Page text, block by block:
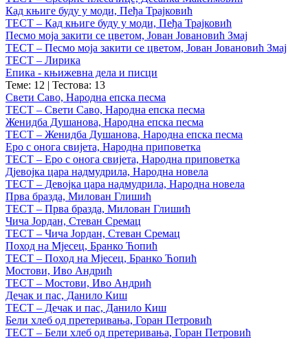
Кад књиге буду у моди, Пеђа Трајковић
ТЕСТ – Кад књиге буду у моди, Пеђа Трајковић
Песмо моја закити се цветом, Јован Јовановић Змај
ТЕСТ – Песмо моја закити се цветом, Јован Јовановић Змај
ТЕСТ – Лирика
Епика - књижевна дела и писци
Теме: 12 | Тестова: 13
Свети Саво, Народна епска песма
ТЕСТ – Свети Саво, Народна епска песма
Женидба Душанова, Народна епска песма
ТЕСТ – Женидба Душанова, Народна епска песма
Еро с онога свијета, Народна приповетка
ТЕСТ – Еро с онога свијета, Народна приповетка
Дјевојка цара надмудрила, Народна новела
ТЕСТ – Девојка цара надмудрила, Народна новела
Прва бразда, Милован Глишић
ТЕСТ – Прва бразда, Милован Глишић
Чича Јордан, Стеван Сремац
ТЕСТ – Чича Јордан, Стеван Сремац
Поход на Мјесец, Бранко Ћопић
ТЕСТ – Поход на Мјесец, Бранко Ћопић
Мостови, Иво Андрић
ТЕСТ – Мостови, Иво Андрић
Дечак и пас, Данило Киш
ТЕСТ – Дечак и пас, Данило Киш
Бели хлеб од претеривања, Горан Петровић
ТЕСТ – Бели хлеб од претеривања, Горан Петровић